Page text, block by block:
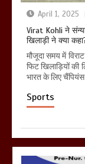
April 1, 2025
Virat Kohli ने
खिलाड़ी ने क्या
मौजूदा समय में
फिट खिलाड़ियों
भारत के लिए
Sports